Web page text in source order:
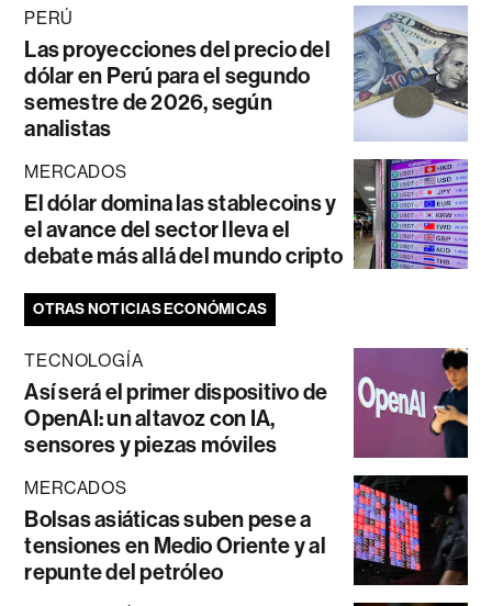
PERÚ
Las proyecciones del precio del
dólar en Perú para el segundo
semestre de 2026, según
analistas
MERCADOS
El dólar domina las stablecoins y
el avance del sector lleva el
debate más allá del mundo cripto
OTRAS NOTICIAS ECONÓMICAS
TECNOLOGÍA
Así será el primer dispositivo de
OpenAI: un altavoz con IA,
sensores y piezas móviles
MERCADOS
Bolsas asiáticas suben pese a
tensiones en Medio Oriente y al
repunte del petróleo